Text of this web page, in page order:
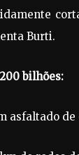
Burti.
bilhões:
asfaltado de